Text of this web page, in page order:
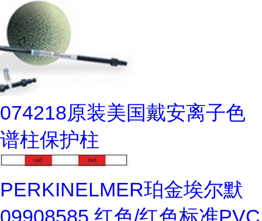
074218原装美国戴安离子色
谱柱保护柱
PERKINELMER珀金埃尔默
09908585 红色/红色标准PVC